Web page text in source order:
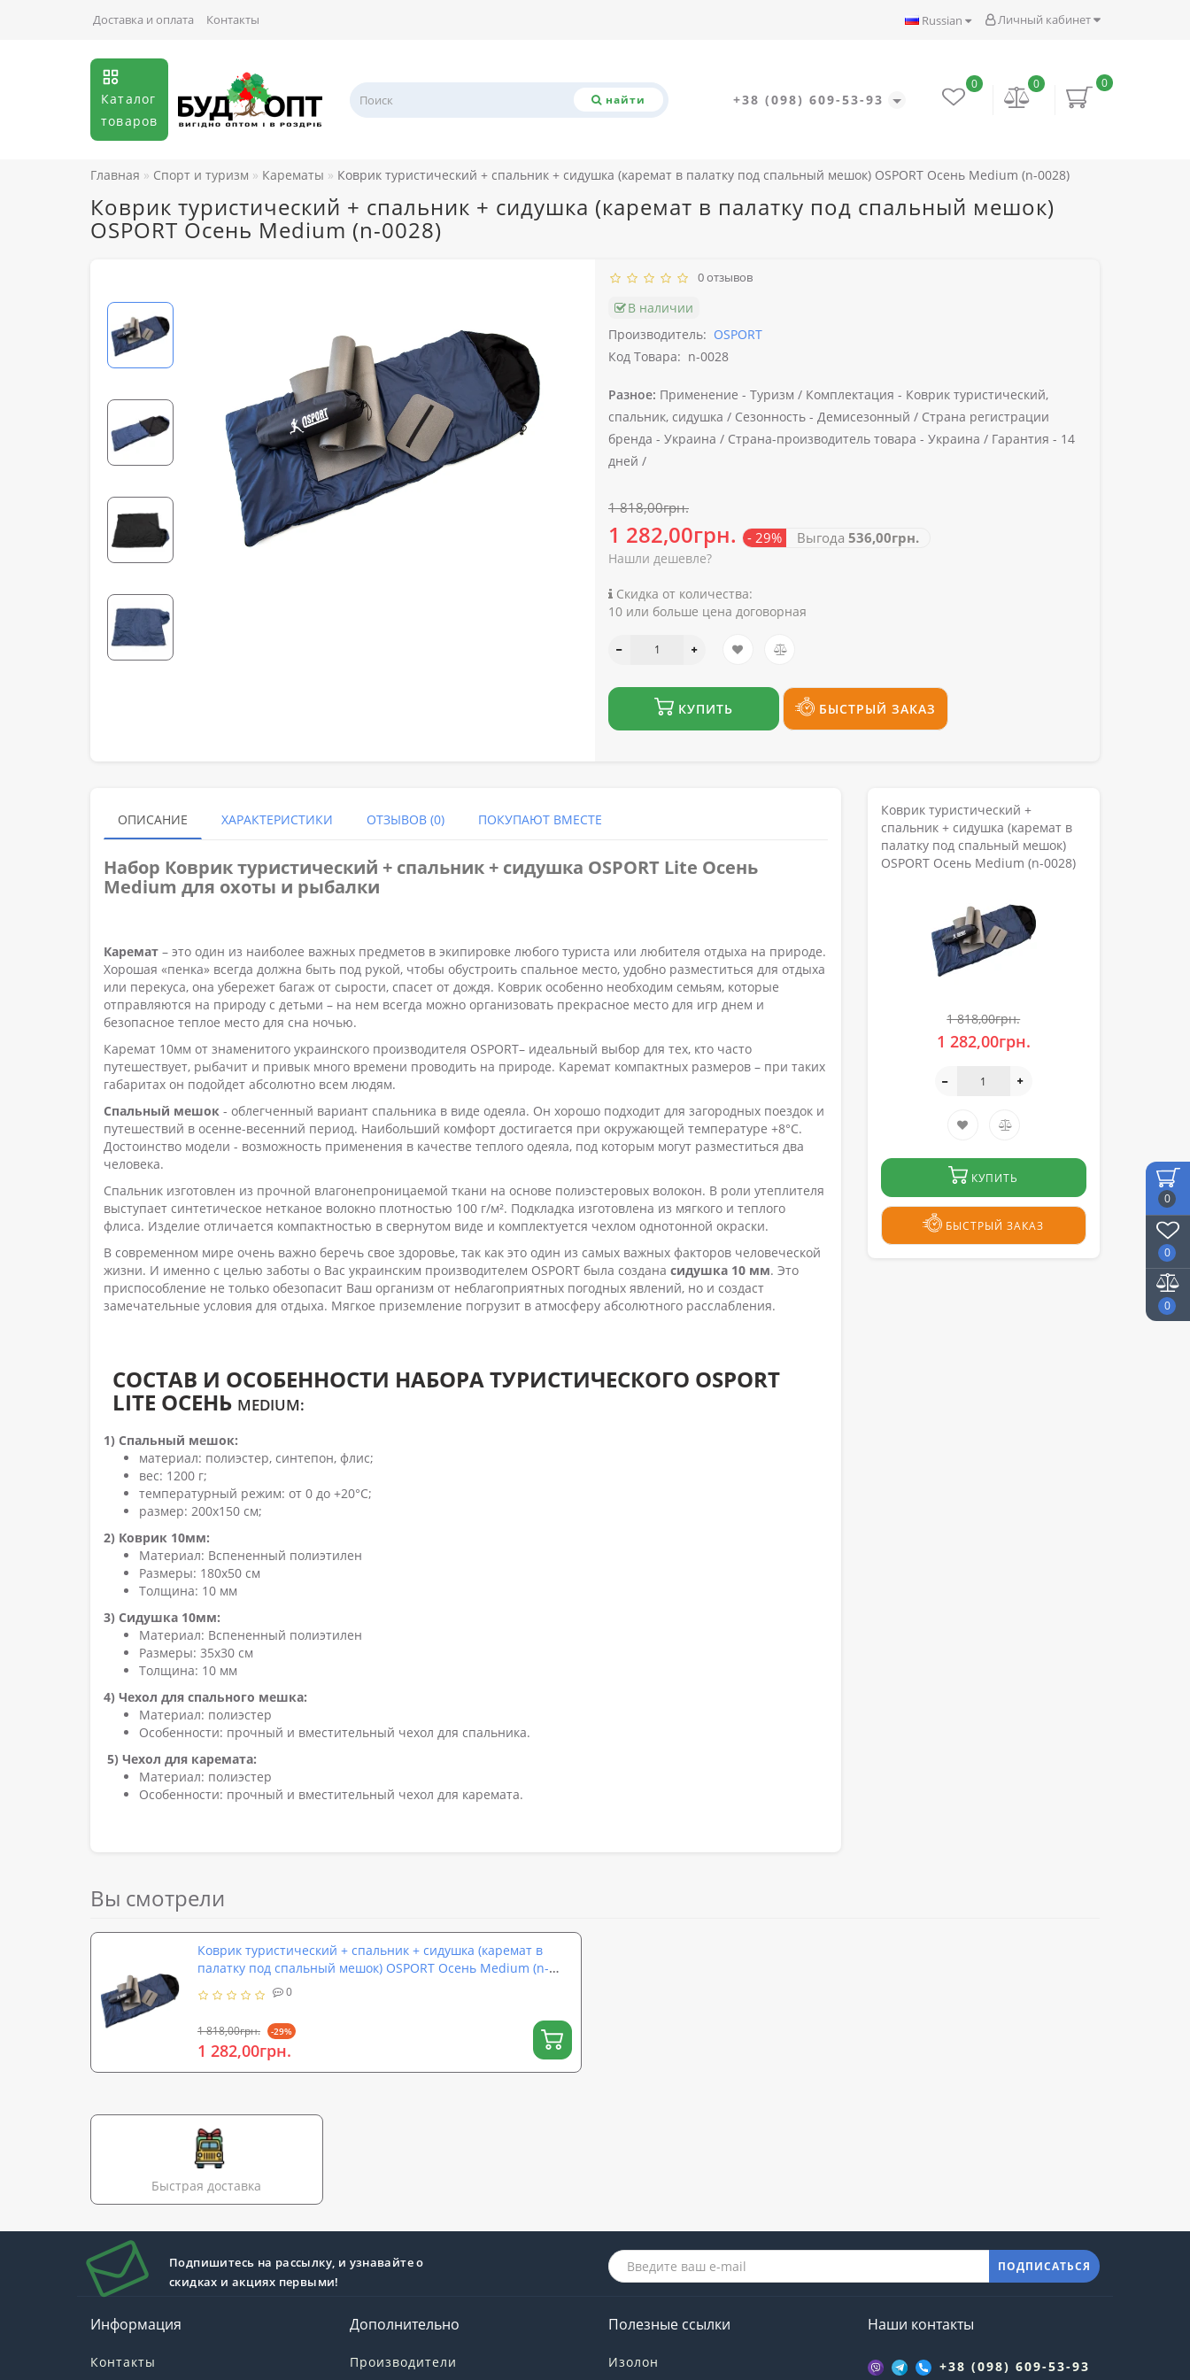
0
0
0
Личный кабинет
Russian
Доставка и оплата Контакты
Каталог
товаров
найти +38 (098) 609-53-93
0
0
0
Главная Спорт и туризм Карематы Коврик туристический + спальник + сидушка (каремат в палатку под спальный мешок) OSPORT Осень Medium (n-0028)
Коврик туристический + спальник + сидушка (каремат в палатку под спальный мешок)
OSPORT Осень Medium (n-0028)
0 отзывов
В наличии
Производитель: OSPORT
Код Товара: n-0028
Разное: Применение - Туризм / Комплектация - Коврик туристический,
спальник, сидушка / Сезонность - Демисезонный / Страна регистрации
бренда - Украина / Страна-производитель товара - Украина / Гарантия - 14
дней /
1 818,00грн.
1 282,00грн. - 29% Выгода 536,00грн.
Нашли дешевле?
Скидка от количества:
10 или больше цена договорная
КУПИТЬ БЫСТРЫЙ ЗАКАЗ
ОПИСАНИЕ ХАРАКТЕРИСТИКИ ОТЗЫВОВ (0) ПОКУПАЮТ ВМЕСТЕ
Набор Коврик туристический + спальник + сидушка OSPORT Lite Осень
Medium для охоты и рыбалки
Каремат – это один из наиболее важных предметов в экипировке любого туриста или любителя отдыха на природе.
Хорошая «пенка» всегда должна быть под рукой, чтобы обустроить спальное место, удобно разместиться для отдыха
или перекуса, она убережет багаж от сырости, спасет от дождя. Коврик особенно необходим семьям, которые
отправляются на природу с детьми – на нем всегда можно организовать прекрасное место для игр днем и
безопасное теплое место для сна ночью.
Каремат 10мм от знаменитого украинского производителя OSPORT– идеальный выбор для тех, кто часто
путешествует, рыбачит и привык много времени проводить на природе. Каремат компактных размеров – при таких
габаритах он подойдет абсолютно всем людям.
Спальный мешок - облегченный вариант спальника в виде одеяла. Он хорошо подходит для загородных поездок и
путешествий в осенне-весенний период. Наибольший комфорт достигается при окружающей температуре +8°C.
Достоинство модели - возможность применения в качестве теплого одеяла, под которым могут разместиться два
человека.
Спальник изготовлен из прочной влагонепроницаемой ткани на основе полиэстеровых волокон. В роли утеплителя
выступает синтетическое нетканое волокно плотностью 100 г/м². Подкладка изготовлена из мягкого и теплого
флиса. Изделие отличается компактностью в свернутом виде и комплектуется чехлом однотонной окраски.
В современном мире очень важно беречь свое здоровье, так как это один из самых важных факторов человеческой
жизни. И именно с целью заботы о Вас украинским производителем OSPORT была создана сидушка 10 мм. Это
приспособление не только обезопасит Ваш организм от неблагоприятных погодных явлений, но и создаст
замечательные условия для отдыха. Мягкое приземление погрузит в атмосферу абсолютного расслабления.
СОСТАВ И ОСОБЕННОСТИ НАБОРА ТУРИСТИЧЕСКОГО OSPORT
LITE ОСЕНЬ MEDIUM:
1) Спальный мешок:
материал: полиэстер, синтепон, флис;
вес: 1200 г;
температурный режим: от 0 до +20°C;
размер: 200х150 см;
2) Коврик 10мм:
Материал: Вспененный полиэтилен
Размеры: 180x50 см
Толщина: 10 мм
3) Сидушка 10мм:
Материал: Вспененный полиэтилен
Размеры: 35x30 см
Толщина: 10 мм
4) Чехол для спального мешка:
Материал: полиэстер
Особенности: прочный и вместительный чехол для спальника.
5) Чехол для каремата:
Материал: полиэстер
Особенности: прочный и вместительный чехол для каремата.
Коврик туристический +
спальник + сидушка (каремат в
палатку под спальный мешок)
OSPORT Осень Medium (n-0028)
1 818,00грн.
1 282,00грн.
КУПИТЬ
БЫСТРЫЙ ЗАКАЗ
Вы смотрели
Коврик туристический + спальник + сидушка (каремат в
палатку под спальный мешок) OSPORT Осень Medium (n-
0
1 818,00грн. -29%
1 282,00грн.
Быстрая доставка
Подпишитесь на рассылку, и узнавайте о
скидках и акциях первыми!
ПОДПИСАТЬСЯ
Информация
Контакты
Дополнительно
Производители
Полезные ссылки
Изолон
Наши контакты
+38 (098) 609-53-93